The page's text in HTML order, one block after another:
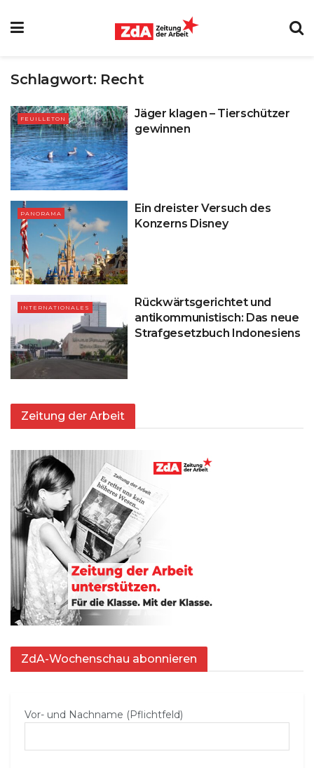
Schlagwort: Recht
FEUILLETON
Jäger klagen – Tierschützer
gewinnen
PANORAMA
Ein dreister Versuch des
Konzerns Disney
INTERNATIONALES
Rückwärtsgerichtet und
antikommunistisch: Das neue
Strafgesetzbuch Indonesiens
Zeitung der Arbeit
ZdA-Wochenschau abonnieren
Vor- und Nachname (Pflichtfeld)